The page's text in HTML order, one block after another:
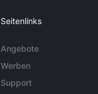
Seitenlinks
Angebote
Werben
Support